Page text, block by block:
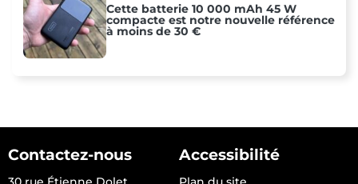
Cette batterie 10 000 mAh 45 W
compacte est notre nouvelle référence
à moins de 30 €
Contactez-nous Accessibilité